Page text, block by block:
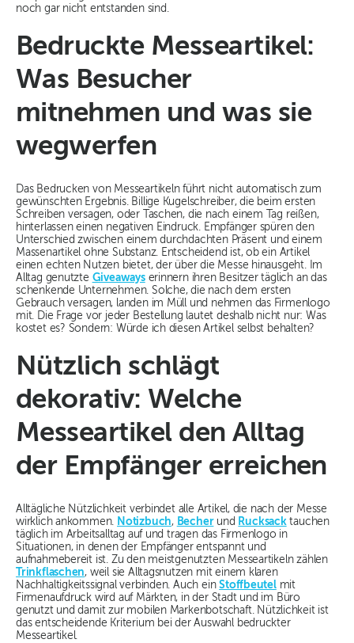
noch gar nicht entstanden sind.
Bedruckte Messeartikel:
Was Besucher
mitnehmen und was sie
wegwerfen
Das Bedrucken von Messeartikeln führt nicht automatisch zum
gewünschten Ergebnis. Billige Kugelschreiber, die beim ersten
Schreiben versagen, oder Taschen, die nach einem Tag reißen,
hinterlassen einen negativen Eindruck. Empfänger spüren den
Unterschied zwischen einem durchdachten Präsent und einem
Massenartikel ohne Substanz. Entscheidend ist, ob ein Artikel
einen echten Nutzen bietet, der über die Messe hinausgeht. Im
Alltag genutzte Giveawayserinnern ihren Besitzer täglich an das
schenkende Unternehmen. Solche, die nach dem ersten
Gebrauch versagen, landen im Müll und nehmen das Firmenlogo
mit. Die Frage vor jeder Bestellung lautet deshalb nicht nur: Was
kostet es? Sondern: Würde ich diesen Artikel selbst behalten?
Nützlich schlägt
dekorativ: Welche
Messeartikel den Alltag
der Empfänger erreichen
Alltägliche Nützlichkeit verbindet alle Artikel, die nach der Messe
wirklich ankommen. Notizbuch, Becherund Rucksacktauchen
täglich im Arbeitsalltag auf und tragen das Firmenlogo in
Situationen, in denen der Empfänger entspannt und
aufnahmebereit ist. Zu den meistgenutzten Messeartikeln zählen
Trinkflaschen, weil sie Alltagsnutzen mit einem klaren
Nachhaltigkeitssignal verbinden. Auch einStoffbeutelmit
Firmenaufdruck wird auf Märkten, in der Stadt und im Büro
genutzt und damit zur mobilen Markenbotschaft. Nützlichkeit ist
das entscheidende Kriterium bei der Auswahl bedruckter
Messeartikel.